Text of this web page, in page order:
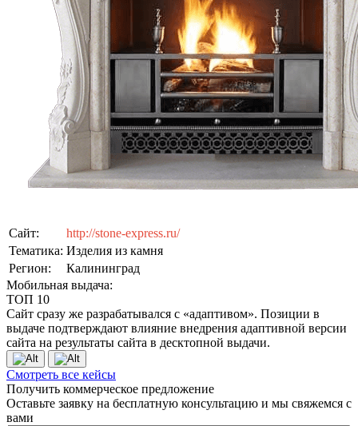
Сайт:
http://stone-express.ru/
Тематика: Изделия из камня
Регион:
Калининград
Мобильная выдача:
ТОП 10
Сайт сразу же разрабатывался с «адаптивом». Позиции в
выдаче подтверждают влияние внедрения адаптивной версии
сайта на результаты сайта в десктопной выдачи.
Смотреть все кейсы
Получить коммерческое предложение
Оставьте заявку на бесплатную консультацию и мы свяжемся с
вами